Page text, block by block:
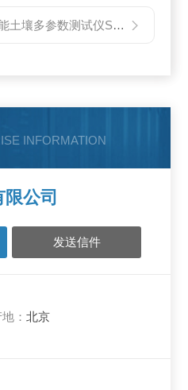
壤多参数测试仪SU-LH
INFORMATION
公司
发送信件
地：北京